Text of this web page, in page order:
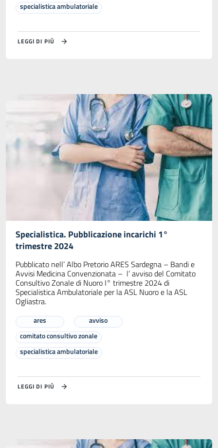
specialistica ambulatoriale
LEGGI DI PIÙ
Specialistica. Pubblicazione incarichi 1°
trimestre 2024
Pubblicato nell’ Albo Pretorio ARES Sardegna – Bandi e
Avvisi Medicina Convenzionata – l’ avviso del Comitato
Consultivo Zonale di Nuoro I° trimestre 2024 di
Specialistica Ambulatoriale per la ASL Nuoro e la ASL
Ogliastra.
ares
avviso
comitato consultivo zonale
specialistica ambulatoriale
LEGGI DI PIÙ